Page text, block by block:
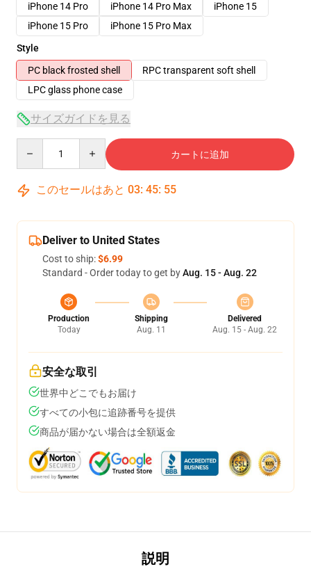
iPhone 14 Pro
iPhone 14 Pro Max
iPhone 15
iPhone 15 Pro
iPhone 15 Pro Max
Style
PC black frosted shell
RPC transparent soft shell
LPC glass phone case
サイズガイドを見る
カートに追加
このセールはあと 03: 45: 54
Deliver to United States
Cost to ship:$6.99
Standard - Order today to get byAug. 15 - Aug. 22
Production
Today
Shipping
Aug. 11
Delivered
Aug. 15 - Aug. 22
安全な取引
世界中どこでもお届け
すべての小包に追跡番号を提供
商品が届かない場合は全額返金
説明